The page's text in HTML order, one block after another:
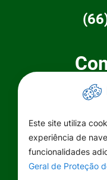
Prefeitura
Rua
Primavera
Este site utiliza
experiência de
funcionalidades
Geral de Proteção